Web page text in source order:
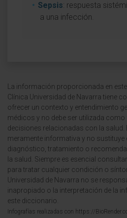
Sepsis: respuesta
a una infección.
La información proporcionada en
Clínica Universidad de Navarra tiene
ofrecer un contexto y entendimiento
médicos y no debe ser utilizada
decisiones relacionadas con la
meramente informativa y no sustituye
diagnóstico, tratamiento o
la salud. Siempre es esencial
para tratar cualquier condición o
Universidad de Navarra no se
inapropiado o la interpretación de la
este diccionario.
Infografías realizadas con https://